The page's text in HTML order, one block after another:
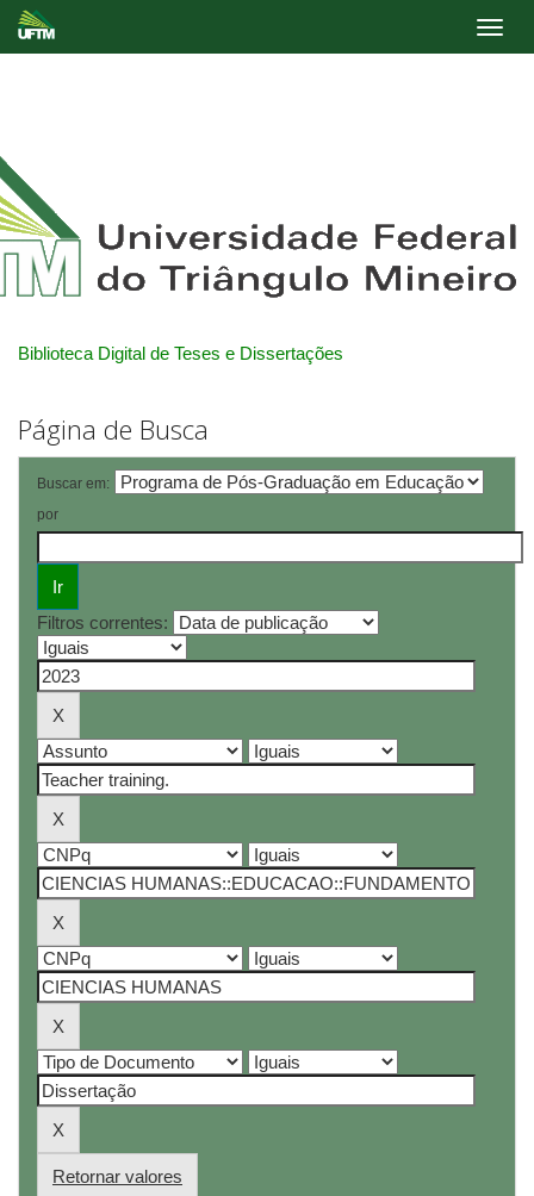
Biblioteca Digital de Teses e Dissertações
Página de Busca
Buscar em:
por
Filtros correntes:
Retornar valores